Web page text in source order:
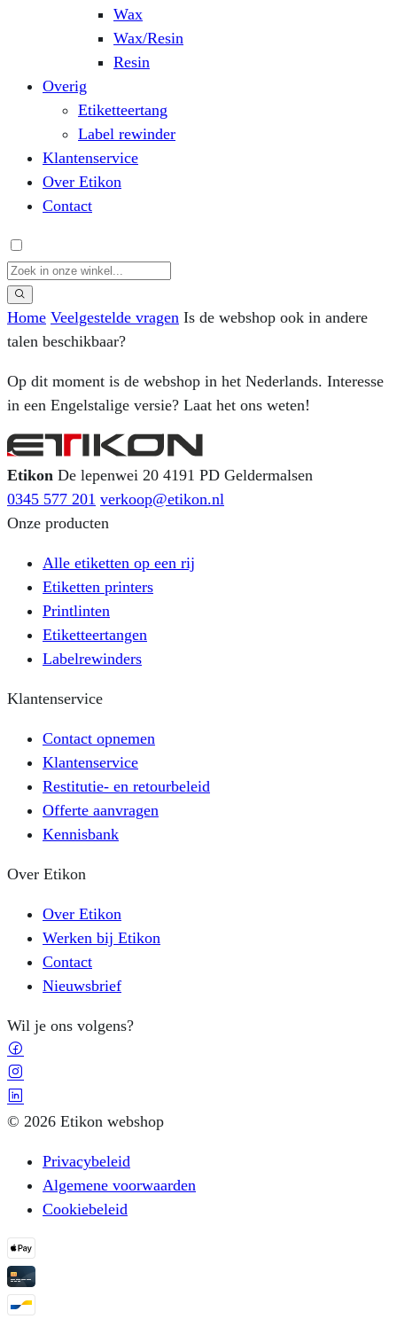
Wax
Wax/Resin
Resin
Overig
Etiketteertang
Label rewinder
Klantenservice
Over Etikon
Contact
Home Veelgestelde vragen Is de webshop ook in andere
talen beschikbaar?
Op dit moment is de webshop in het Nederlands. Interesse
in een Engelstalige versie? Laat het ons weten!
Etikon De lepenwei 20 4191 PD Geldermalsen
0345 577 201 verkoop@etikon.nl
Onze producten
Alle etiketten op een rij
Etiketten printers
Printlinten
Etiketteertangen
Labelrewinders
Klantenservice
Contact opnemen
Klantenservice
Restitutie- en retourbeleid
Offerte aanvragen
Kennisbank
Over Etikon
Over Etikon
Werken bij Etikon
Contact
Nieuwsbrief
Wil je ons volgens?
© 2026 Etikon webshop
Privacybeleid
Algemene voorwaarden
Cookiebeleid